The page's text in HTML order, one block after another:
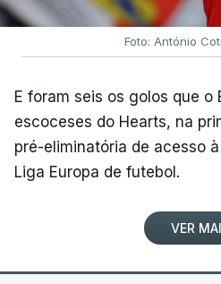
Foto: António
E foram seis os golos que o
escoceses do Hearts, na
pré-eliminatória de acesso
Liga Europa de futebol.
VER